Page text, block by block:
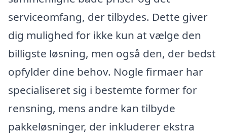
serviceomfang, der tilbydes. Dette giver
dig mulighed for ikke kun at vælge den
billigste løsning, men også den, der bedst
opfylder dine behov. Nogle firmaer har
specialiseret sig i bestemte former for
rensning, mens andre kan tilbyde
pakkeløsninger, der inkluderer ekstra